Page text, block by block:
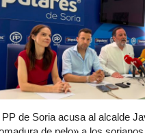
PP de Soria acusa al alcalde